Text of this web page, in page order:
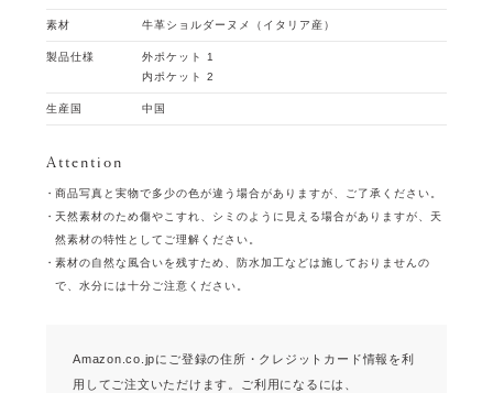
素材 牛革ショルダーヌメ（イタリア産）
製品仕様
外ポケット 1
内ポケット 2
生産国 中国
Attention
商品写真と実物で多少の色が違う場合がありますが、ご了承ください。
天然素材のため傷やこすれ、シミのように見える場合がありますが、天
然素材の特性としてご理解ください。
素材の自然な風合いを残すため、防水加工などは施しておりませんの
で、水分には十分ご注意ください。
Amazon.co.jpにご登録の住所・クレジットカード情報を利
用してご注文いただけます。
ご利用になるには、